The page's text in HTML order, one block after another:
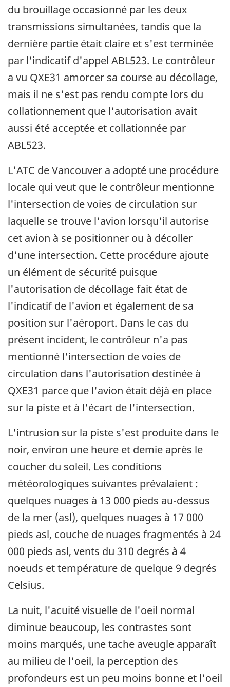
du brouillage occasionné par les deux
transmissions simultanées, tandis que la
dernière partie était claire et s'est terminée
par l'indicatif d'appel ABL523. Le contrôleur
a vu QXE31 amorcer sa course au décollage,
mais il ne s'est pas rendu compte lors du
collationnement que l'autorisation avait
aussi été acceptée et collationnée par
ABL523.
L'ATC de Vancouver a adopté une procédure
locale qui veut que le contrôleur mentionne
l'intersection de voies de circulation sur
laquelle se trouve l'avion lorsqu'il autorise
cet avion à se positionner ou à décoller
d'une intersection. Cette procédure ajoute
un élément de sécurité puisque
l'autorisation de décollage fait état de
l'indicatif de l'avion et également de sa
position sur l'aéroport. Dans le cas du
présent incident, le contrôleur n'a pas
mentionné l'intersection de voies de
circulation dans l'autorisation destinée à
QXE31 parce que l'avion était déjà en place
sur la piste et à l'écart de l'intersection.
L'intrusion sur la piste s'est produite dans le
noir, environ une heure et demie après le
coucher du soleil. Les conditions
météorologiques suivantes prévalaient :
quelques nuages à 13 000 pieds au-dessus
de la mer (asl), quelques nuages à 17 000
pieds asl, couche de nuages fragmentés à 24
000 pieds asl, vents du 310 degrés à 4
noeuds et température de quelque 9 degrés
Celsius.
La nuit, l'acuité visuelle de l'oeil normal
diminue beaucoup, les contrastes sont
moins marqués, une tache aveugle apparaît
au milieu de l'oeil, la perception des
profondeurs est un peu moins bonne et l'oeil